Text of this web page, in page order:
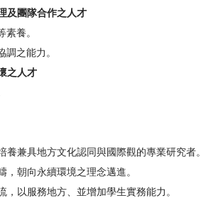
及團隊合作之人才
養。
之能力。
之人才
養兼具地方文化認同與國際觀的專業研究者。
朝向永續環境之理念邁進。
以服務地方、並增加學生實務能力。